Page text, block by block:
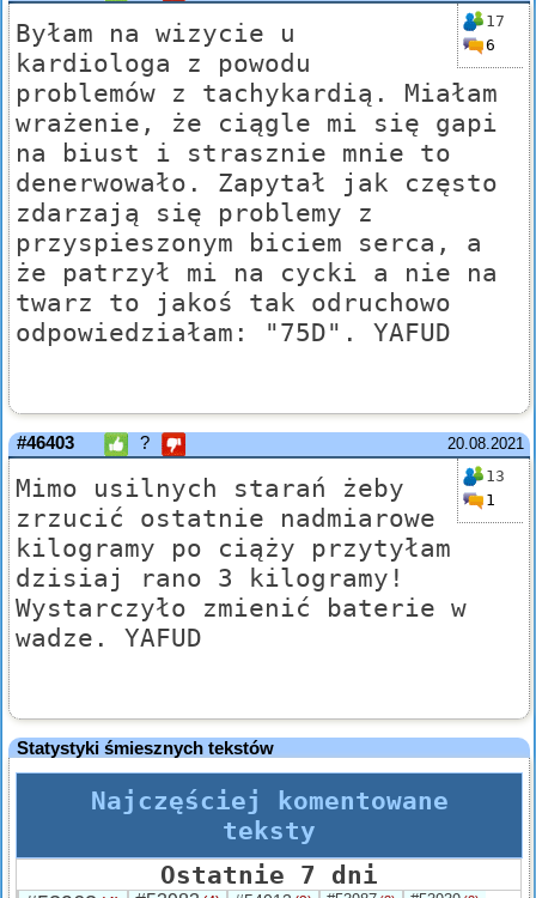
17
6
Byłam na wizycie u
kardiologa z powodu
problemów z tachykardią. Miałam
wrażenie, że ciągle mi się gapi
na biust i strasznie mnie to
denerwowało. Zapytał jak często
zdarzają się problemy z
przyspieszonym biciem serca, a
że patrzył mi na cycki a nie na
twarz to jakoś tak odruchowo
odpowiedziałam: "75D". YAFUD
20.08.2021
#46403 ?
13
1
Mimo usilnych starań żeby
zrzucić ostatnie nadmiarowe
kilogramy po ciąży przytyłam
dzisiaj rano 3 kilogramy!
Wystarczyło zmienić baterie w
wadze. YAFUD
Statystyki śmiesznych tekstów
Najczęściej komentowane
teksty
Ostatnie 7 dni